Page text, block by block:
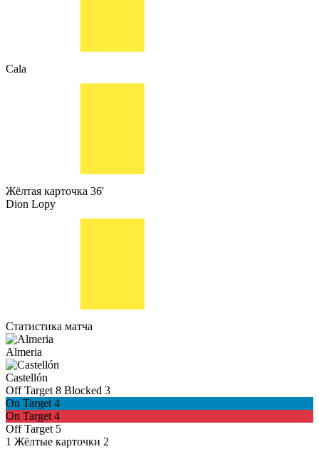
Cala
Жёлтая карточка 36'
Dion Lopy
Статистика матча
Almeria
Castellón
Off Target 8 Blocked 3
On Target 4
On Target 4
Off Target 5
1 Жёлтые карточки 2